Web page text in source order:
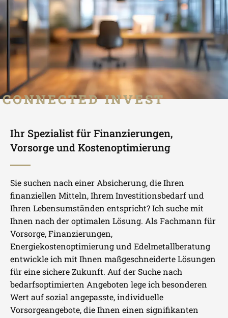
Ihr Spezialist für Finanzierungen,
Vorsorge und Kostenoptimierung
Sie suchen nach einer Absicherung, die Ihren
finanziellen Mitteln, Ihrem Investitionsbedarf und
Ihren Lebensumständen entspricht? Ich suche mit
Ihnen nach der optimalen Lösung. Als Fachmann für
Vorsorge, Finanzierungen,
Energiekostenoptimierung und Edelmetallberatung
entwickle ich mit Ihnen maßgeschneiderte Lösungen
für eine sichere Zukunft. Auf der Suche nach
bedarfsoptimierten Angeboten lege ich besonderen
Wert auf sozial angepasste, individuelle
Vorsorgeangebote, die Ihnen einen signifikanten
CONNECTED INVEST